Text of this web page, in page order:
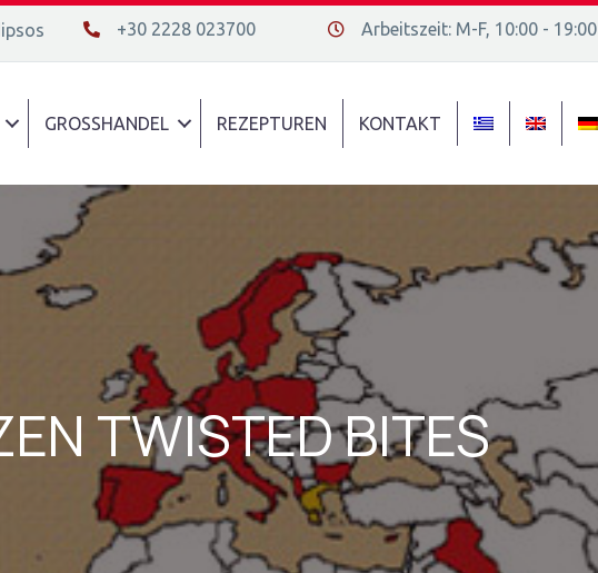
+30 2228 023700
+30 2228 023700 Διεύθυνση οδός 16, Ελλάδα
Arbeitszeit: Μ-F, 10:00 - 19:00
GROSSHANDEL REZEPTUREN KONTAKT
TWISTED BITES